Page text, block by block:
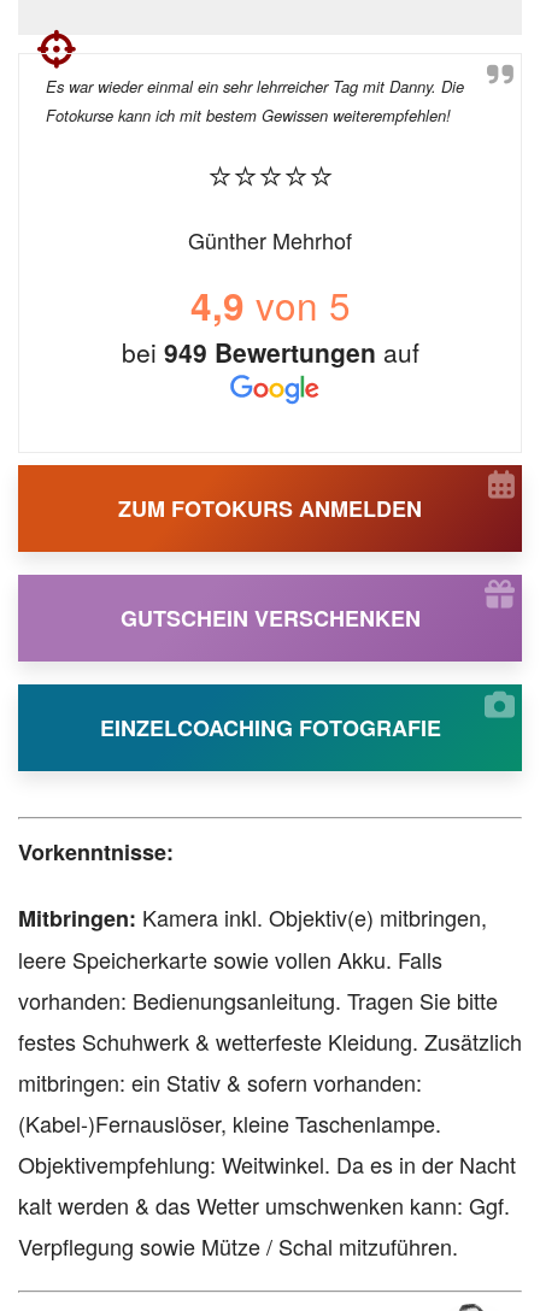
Es war wieder einmal ein sehr lehrreicher Tag mit Danny. Die
Fotokurse kann ich mit bestem Gewissen weiterempfehlen!
⭐⭐⭐⭐⭐
Günther Mehrhof
4,9 von 5
bei 949 Bewertungen auf
ZUM FOTOKURS ANMELDEN
GUTSCHEIN VERSCHENKEN
EINZELCOACHING FOTOGRAFIE
Vorkenntnisse:
Mitbringen: Kamera inkl. Objektiv(e) mitbringen,
leere Speicherkarte sowie vollen Akku. Falls
vorhanden: Bedienungsanleitung. Tragen Sie bitte
festes Schuhwerk & wetterfeste Kleidung. Zusätzlich
mitbringen: ein Stativ & sofern vorhanden:
(Kabel-)Fernauslöser, kleine Taschenlampe.
Objektivempfehlung: Weitwinkel. Da es in der Nacht
kalt werden & das Wetter umschwenken kann: Ggf.
Verpflegung sowie Mütze / Schal mitzuführen.